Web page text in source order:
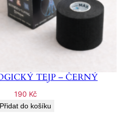
TEJP – ČERNÝ
190 Kč
Přidat do košíku